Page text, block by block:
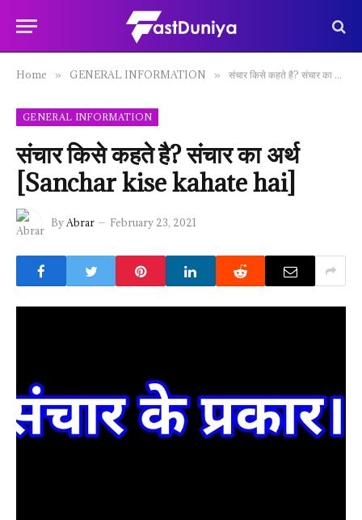
Home » GENERAL INFORMATION » संचार किसे कहते है? संचार का अर्थ [Sanchar kise kahate hai]
GENERAL INFORMATION
संचार किसे कहते है? संचार का अर्थ
[Sanchar kise kahate hai]
ByAbrar February 23, 2021